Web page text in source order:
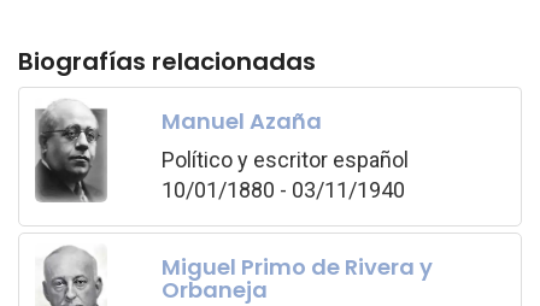
Biografías relacionadas
Manuel Azaña
Político y escritor español
10/01/1880 - 03/11/1940
Miguel Primo de Rivera y
Orbaneja